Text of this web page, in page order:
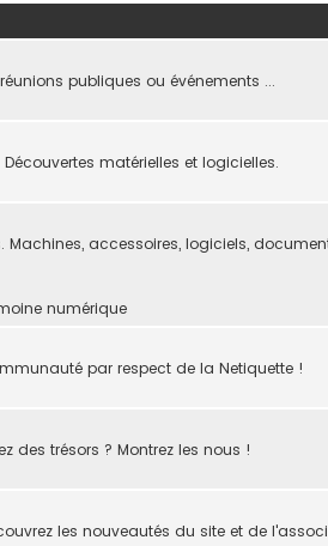
publiques ou événements ...
matérielles et logicielles.
Machines, accessoires, logiciels,
numérique
par respect de la Netiquette !
des trésors ? Montrez les nous !
les nouveautés du site et de